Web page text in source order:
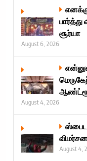
பார்த்து
சூர்யா
August 6, 2026
August 4, 2026
August 4,